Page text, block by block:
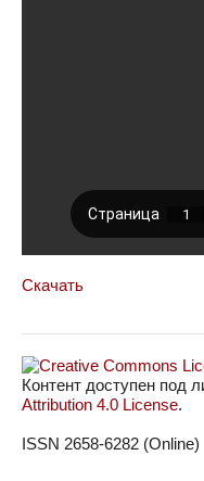
Скачать
Контент доступен под
Attribution 4.0 License.
ISSN 2658-6282 (Online)